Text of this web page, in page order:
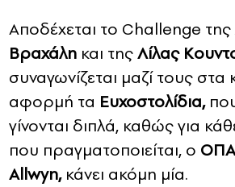
Αποδέχεται το Challenge της
Βραχάλη και τηςΛίλας
συναγωνίζεται μαζί τους στα
αφορμή τα Ευχοστολίδια,
γίνονται διπλά, καθώς για
που πραγματοποιείται, ο
Allwyn, κάνει ακόμη μία.